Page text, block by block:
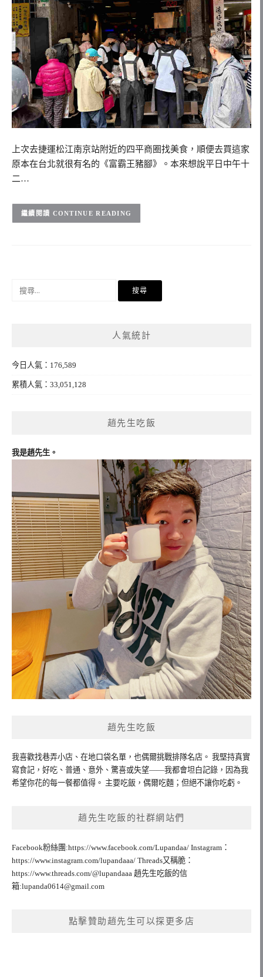
上次去捷運松江南京站附近的四平商圈找美食，順便去買這家
原本在台北就很有名的《富霸王豬腳》。本來想說平日中午十
二…
CONTINUE READING
人氣統計
今日人氣：176,589
累積人氣：33,051,128
趙先生吃飯
我是趙先生。
趙先生吃飯
我喜歡找巷弄小店、在地口袋名單，也偶爾挑戰排隊名店。 我堅持真實
寫食記，好吃、普通、意外、驚喜或失望——我都會坦白記錄，因為我
希望你花的每一餐都值得。 主要吃飯，偶爾吃麵；但絕不讓你吃虧。
趙先生吃飯的社群網站們
Facebook粉絲團:https://www.facebook.com/Lupandaa/ Instagram：
https://www.instagram.com/lupandaaa/ Threads又稱脆：
https://www.threads.com/@lupandaaa 趙先生吃飯的信
箱:lupanda0614@gmail.com
點擊贊助趙先生可以探更多店